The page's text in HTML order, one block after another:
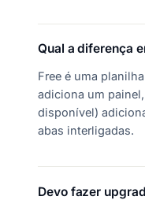
Qual a diferença
Free é uma
adiciona um
disponível)
abas interligadas.
Devo fazer